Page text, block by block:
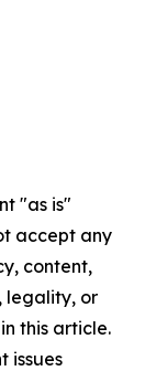
"as is"
accept any
content,
legality, or
this article.
issues